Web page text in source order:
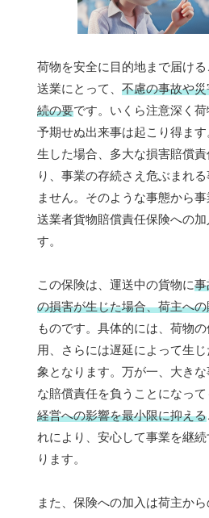
荷物を安全に目的地まで届け
送業にとって、 不慮の事故や
続の要です。いくら注意深く荷
予期せぬ出来事は起こり得ま
生した場合、多大な損害賠償
り、事業の存続さえ危ぶまれ
ません。そのような事態から
送業者貨物賠償責任保険への
す。
この保険は、運送中の貨物に事
の損害が生じた場合、荷主へ
ものです。具体的には、荷物
用、さらには遅延によって生
象となります。万が一、大き
な賠償責任を負うことになっ
経営への影響を最小限に抑える
れにより、安心して事業を継
ります。
また、保険への加入は荷主か